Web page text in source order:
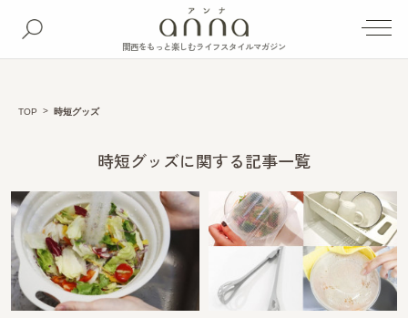
関西をもっと楽しむライフスタイルマガジン
TOP 時短グッズ
時短グッズに関する記事一覧